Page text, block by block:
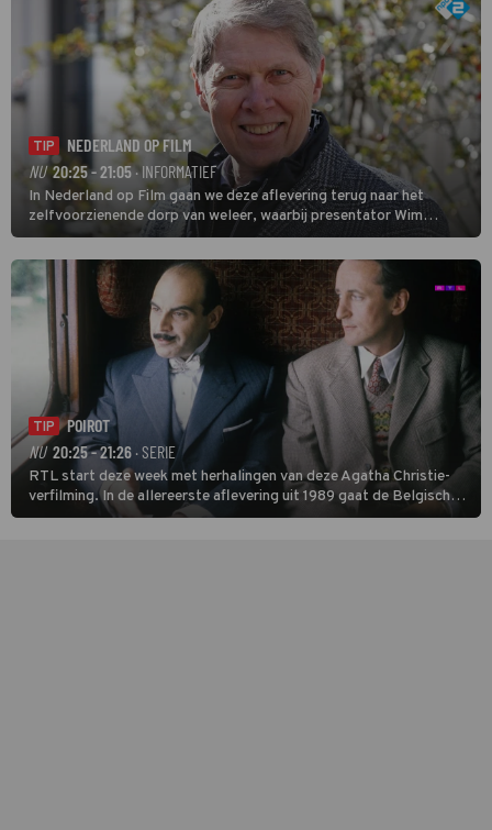
TIP
NEDERLAND OP FILM
NU 20:25 - 21:05· INFORMATIEF
In Nederland op Film gaan we deze aflevering terug naar het
zelfvoorzienende dorp van weleer, waarbij presentator Wim
Daniëls de kijkers meeneemt op reis door de tijd aan de hand van
unieke amateurbeelden uit verschillende decennia. (HH)
TIP
POIROT
NU 20:25 - 21:26 · SERIE
RTL start deze week met herhalingen van deze Agatha Christie-
verfilming. In de allereerste aflevering uit 1989 gaat de Belgische
speurder op zoek naar een vermiste kok. Poirot raakt al snel